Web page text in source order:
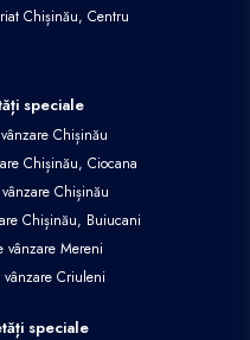
Chișinău, Centru
speciale
Chișinău
Chișinău, Ciocana
Chișinău
Chișinău, Buiucani
Mereni
Criuleni
speciale